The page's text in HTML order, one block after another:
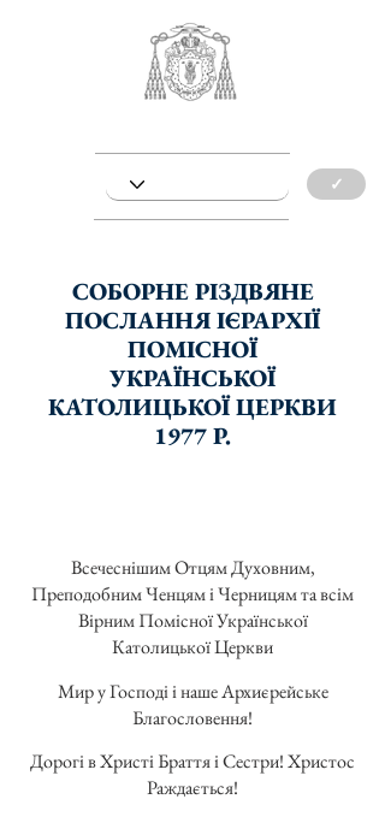
✓
СОБОРНЕ РІЗДВЯНЕ
ПОСЛАННЯ ІЄРАРХІЇ
ПОМІСНОЇ
УКРАЇНСЬКОЇ
КАТОЛИЦЬКОЇ ЦЕРКВИ
1977 Р.
Всечеснішим Отцям Духовним,
Преподобним Ченцям і Черницям та всім
Вірним Помісної Української
Католицької Церкви
Мир у Господі і наше Архиєрейське
Благословення!
Дорогі в Христі Браття і Сестри! Христос
Раждається!